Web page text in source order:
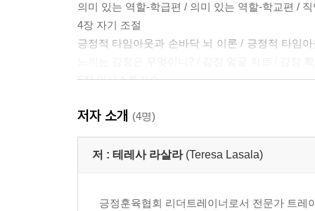
의미 있는 역할-학급편 / 의미 있는 역할-학교편 /
4장 자기 조절
긍정적 타임아웃과 손바닥 뇌 이론 / 긍정적 타임
5장 의사소통기술
6장 상호 존중하기
상처받은 영대 / 상호 존중
7장 협력하는 학급 세우기
실수 했어 vs 실수 덩어리(저학년 용) / 실수 했어
저자 소개 (4명)
저 : 테레사 라살라 (Teresa Lasala)
긍정훈육협회 리더트레이너로서 전문가 트레